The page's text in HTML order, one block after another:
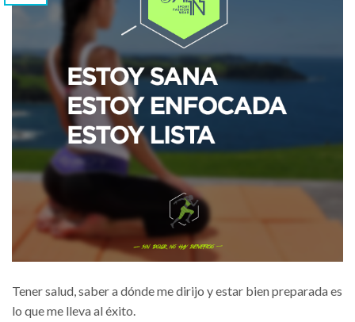
Tener salud, saber a dónde me dirijo y estar bien preparada es
lo que me lleva al éxito.